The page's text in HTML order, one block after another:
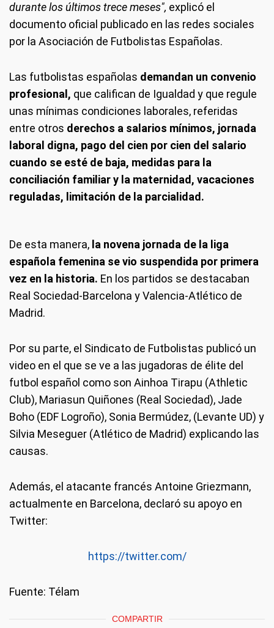
durante los últimos trece meses", explicó el
documento oficial publicado en las redes sociales
por la Asociación de Futbolistas Españolas.
Las futbolistas españolas demandan un convenio
profesional, que califican de Igualdad y que regule
unas mínimas condiciones laborales, referidas
entre otros derechos a salarios mínimos, jornada
laboral digna, pago del cien por cien del salario
cuando se esté de baja, medidas para la
conciliación familiar y la maternidad, vacaciones
reguladas, limitación de la parcialidad.
De esta manera, la novena jornada de la liga
española femenina se vio suspendida por primera
vez en la historia. En los partidos se destacaban
Real Sociedad-Barcelona y Valencia-Atlético de
Madrid.
Por su parte, el Sindicato de Futbolistas publicó un
video en el que se ve a las jugadoras de élite del
futbol español como son Ainhoa Tirapu (Athletic
Club), Mariasun Quiñones (Real Sociedad), Jade
Boho (EDF Logroño), Sonia Bermúdez, (Levante UD) y
Silvia Meseguer (Atlético de Madrid) explicando las
causas.
Además, el atacante francés Antoine Griezmann,
actualmente en Barcelona, declaró su apoyo en
Twitter:
https://twitter.com/
Fuente: Télam
COMPARTIR